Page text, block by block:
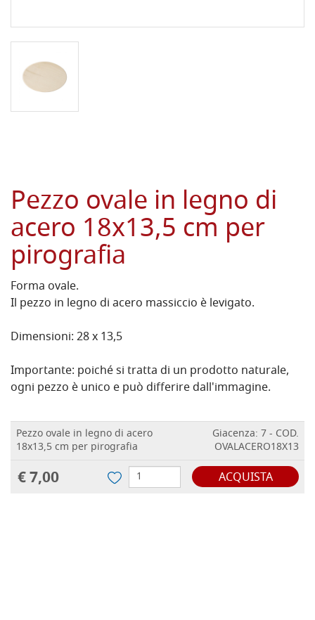
Pezzo ovale in legno di
acero 18x13,5 cm per
pirografia
Forma ovale.
Il pezzo in legno di acero massiccio è levigato.
Dimensioni: 28 x 13,5
Importante: poiché si tratta di un prodotto naturale,
ogni pezzo è unico e può differire dall'immagine.
Pezzo ovale in legno di acero
18x13,5 cm per pirografia
Giacenza: 7 - COD.
OVALACERO18X13
€ 7,00 ACQUISTA